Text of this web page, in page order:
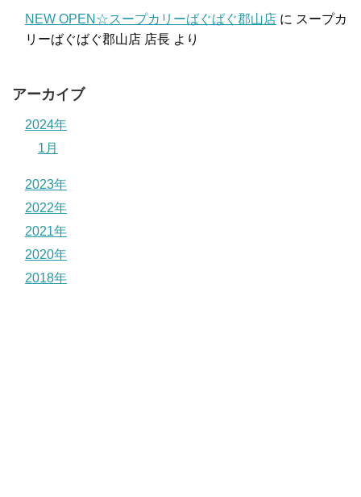
NEW OPEN☆スープカリーばぐばぐ郡山店 に スープカ
リーばぐばぐ郡山店 店長 より
アーカイブ
2024年
1月
2023年
2022年
2021年
2020年
2018年